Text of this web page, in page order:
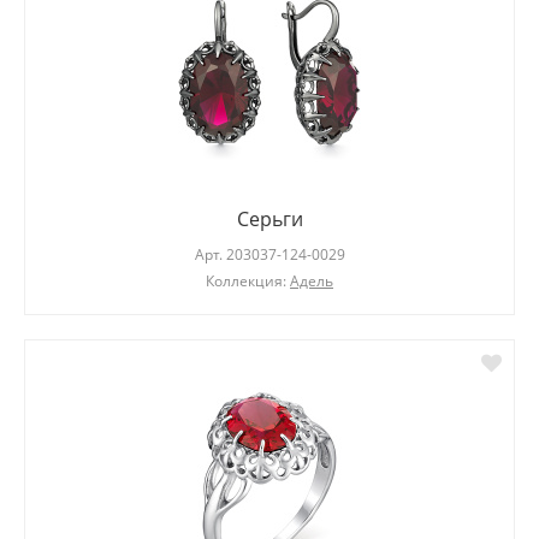
Серьги
Арт. 203037-124-0029
Коллекция: Адель